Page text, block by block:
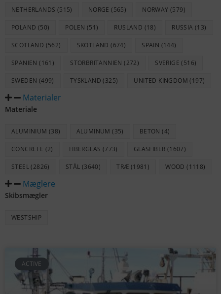
NETHERLANDS (515) NORGE (565) NORWAY (579)
POLAND (50) POLEN (51) RUSLAND (18) RUSSIA (13)
SCOTLAND (562) SKOTLAND (674) SPAIN (144)
SPANIEN (161) STORBRITANNIEN (272) SVERIGE (516)
SWEDEN (499) TYSKLAND (325) UNITED KINGDOM (197)
Materialer
Materiale
ALUMINIUM (38) ALUMINUM (35) BETON (4)
CONCRETE (2) FIBERGLAS (773) GLASFIBER (1607)
STEEL(2826) STÅL (3640) TRÆ (1981) WOOD (1118)
Mæglere
Skibsmægler
WESTSHIP
ACTIVE